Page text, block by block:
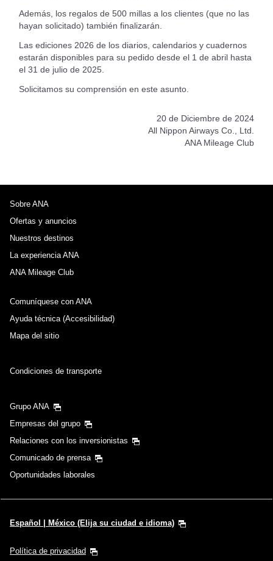
Además, los regalos de 500 millas a los clientes (que no las
hayan solicitado) también finalizarán.
Las ediciones 2026 de los diarios, calendarios y cuadernos
estarán disponibles para su pedido desde el 1 de abril hasta
el 31 de julio de 2025.
Solicitamos su comprensión en este asunto.
20 de Diciembre de 2024
All Nippon Airways Co., Ltd.
ANA Mileage Club
Sobre ANA
Ofertas y anuncios
Nuestros destinos
La experiencia ANA
ANA Mileage Club
Comuníquese con ANA
Ayuda técnica (Accesibilidad)
Mapa del sitio
Condiciones de transporte
Grupo ANA
Empresas del grupo
Relaciones con los inversionistas
Comunicado de prensa
Oportunidades laborales
Español | México (Elija su ciudad e idioma)
Política de privacidad